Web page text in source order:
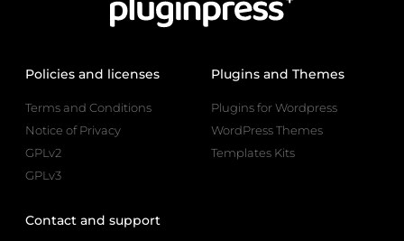
Policies and licenses
Terms and Conditions
Notice of Privacy
GPLv2
GPLv3
Plugins and Themes
Plugins for Wordpress
WordPress Themes
Templates Kits
Contact and support